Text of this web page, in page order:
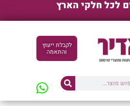
לכל חלקי הארץ
לקבלת ייעוץ
והתאמה